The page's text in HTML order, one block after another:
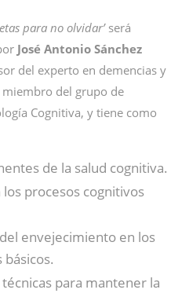
para no olvidar’ será
José Antonio Sánchez
del experto en demencias y
del grupo de
Cognitiva, y tiene como
de la salud cognitiva.
procesos cognitivos
envejecimiento en los
para mantener la